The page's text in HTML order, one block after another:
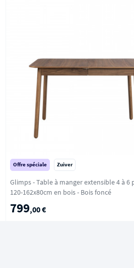
Offre spéciale Zuiver
Glimps - Table à manger extensible 4 à 6
120-162x80cm en bois - Bois foncé
799,00 €